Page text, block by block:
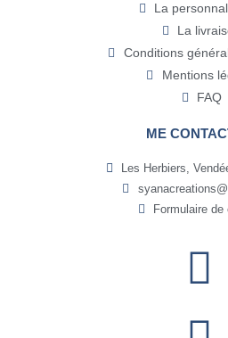
La
La
Conditions
Mentions
FAQ
ME
Les Herbiers,
Formulaire